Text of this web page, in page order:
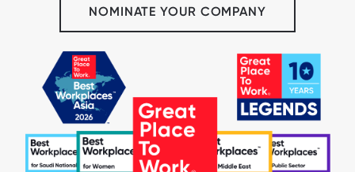
NOMINATE YOUR COMPANY